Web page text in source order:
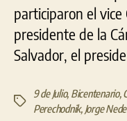
participaron el
presidente de la
Salvador, el
Etiquetas
9 de Julio, Bicentenario,
Perechodnik, Jorge